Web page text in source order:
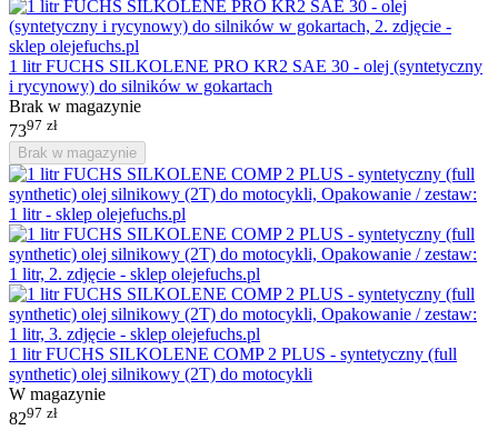
1 litr FUCHS SILKOLENE PRO KR2 SAE 30 - olej (syntetyczny
i rycynowy) do silników w gokartach
Brak w magazynie
7397 zł
Brak w magazynie
1 litr FUCHS SILKOLENE COMP 2 PLUS - syntetyczny (full
synthetic) olej silnikowy (2T) do motocykli
W magazynie
8297 zł